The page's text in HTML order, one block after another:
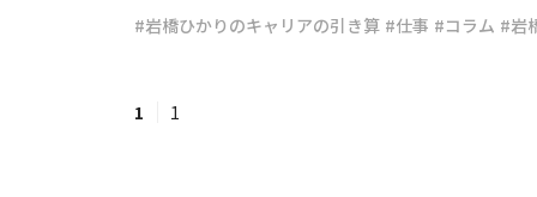
#岩橋ひかりのキャリアの引き算 #仕事 #コラム #岩
1 1